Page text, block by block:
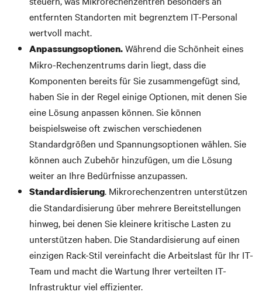
entfernten Standorten mit begrenztem IT-Personal
wertvoll macht.
Anpassungsoptionen.Während die Schönheit eines
Mikro-Rechenzentrums darin liegt, dass die
Komponenten bereits für Sie zusammengefügt sind,
haben Sie in der Regel einige Optionen, mit denen Sie
eine Lösung anpassen können. Sie können
beispielsweise oft zwischen verschiedenen
Standardgrößen und Spannungsoptionen wählen. Sie
können auch Zubehör hinzufügen, um die Lösung
weiter an Ihre Bedürfnisse anzupassen.
Standardisierung. Mikrorechenzentren unterstützen
die Standardisierung über mehrere Bereitstellungen
hinweg, bei denen Sie kleinere kritische Lasten zu
unterstützen haben. Die Standardisierung auf einen
einzigen Rack-Stil vereinfacht die Arbeitslast für Ihr IT-
Team und macht die Wartung Ihrer verteilten IT-
Infrastruktur viel effizienter.